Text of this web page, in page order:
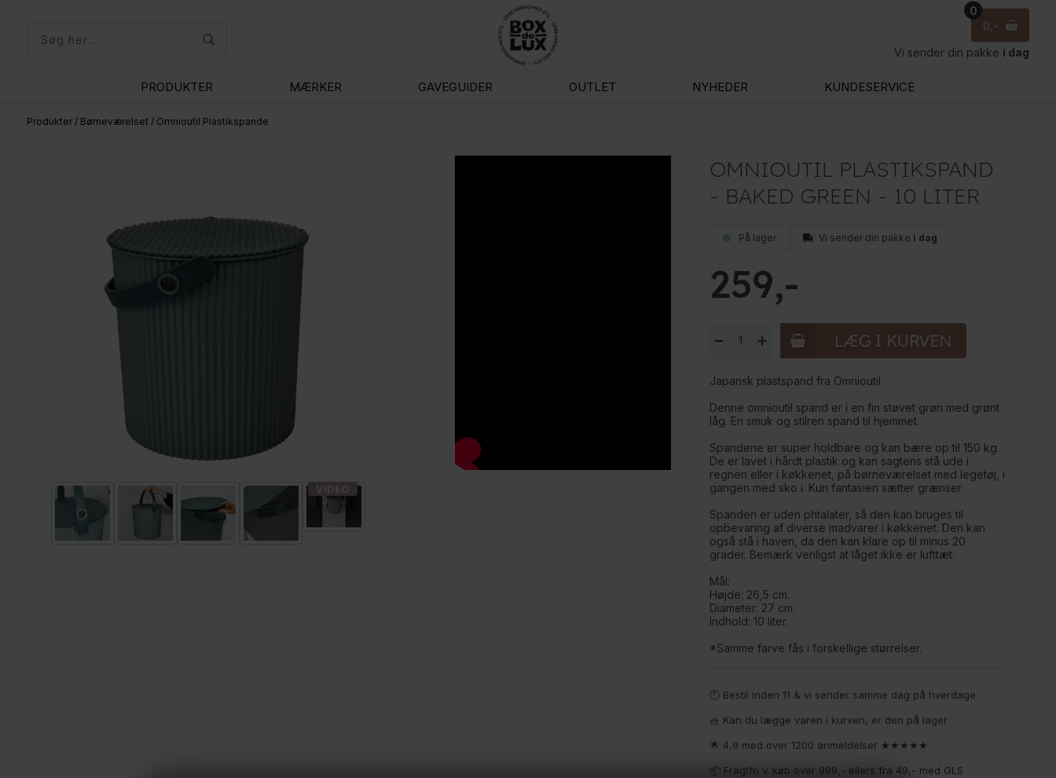
0
0
Vi sender din pakke i dag
PRODUKTER MÆRKER GAVEGUIDER OUTLET NYHEDER KUNDESERVICE
Produkter/ Børneværelset / Omnioutil Plastikspande
OMNIOUTIL PLASTIKSPAND
- BAKED GREEN - 10 LITER
På lager Vi sender din pakke i dag
259
+
-
Japansk plastspand fra Omnioutil.
Denne omnioutil spand er i en fin støvet grøn med grønt
låg. En smuk og stilren spand til hjemmet.
Spandene er super holdbare og kan bære op til 150 kg.
De er lavet i hårdt plastik og kan sagtens stå ude i
regnen eller i køkkenet, på børneværelset med legetøj, i
gangen med sko i. Kun fantasien sætter grænser.
Spanden er uden phtalater, så den kan bruges til
opbevaring af diverse madvarer i køkkenet. Den kan
også stå i haven, da den kan klare op til minus 20
grader. Bemærk venligst at låget ikke er lufttæt.
Mål:
Højde: 26,5 cm.
Diameter: 27 cm.
Indhold: 10 liter.
*Samme farve fås i forskellige størrelser.
🕚 Bestil inden 11 & vi sender samme dag på hverdage
🧺 Kan du lægge varen i kurven, er den på lager
🌟 4,9 med over 1200 anmeldelser ★★★★★
📦 Fragtfri v. køb over 999,- ellers fra 49,- med GLS